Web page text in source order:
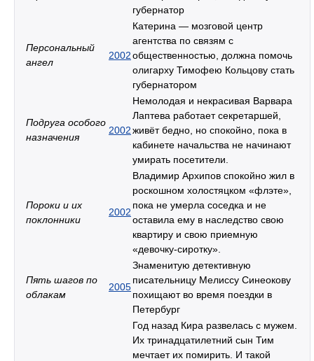
губернатор
Персональный
ангел
2002
Катерина — мозговой центр
агентства по связям с
общественностью, должна помочь
олигарху Тимофею Кольцову стать
губернатором
Подруга особого
назначения
2002
Немолодая и некрасивая Варвара
Лаптева работает секретаршей,
живёт бедно, но спокойно, пока в
кабинете начальства не начинают
умирать посетители.
Пороки и их
поклонники
2002
Владимир Архипов спокойно жил в
роскошном холостяцком «флэте»,
пока не умерла соседка и не
оставила ему в наследство свою
квартиру и свою приемную
«девочку-сиротку».
Пять шагов по
облакам
2005
Знаменитую детективную
писательницу Мелиссу Синеокову
похищают во время поездки в
Петербург
Год назад Кира развелась с мужем.
Их тринадцатилетний сын Тим
мечтает их помирить. И такой